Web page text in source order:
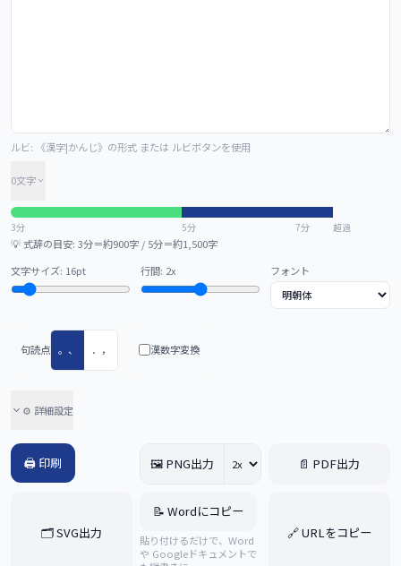
ルビ: 《漢字|かんじ》の形式 または ルビボタンを使用
0文字
3分 5分 7分 超過
💡 式辞の目安: 3分＝約900字 / 5分＝約1,500字
文字サイズ: 16pt 行間: 2x フォント
句読点 。、 ．， 漢数字変換
⚙️ 詳細設定
🖨 印刷 🖼 PNG出力 📄 PDF出力
🗂 SVG出力
📝 Wordにコピー
貼り付けるだけで、Word
や Googleドキュメントで
🔗 URLをコピー